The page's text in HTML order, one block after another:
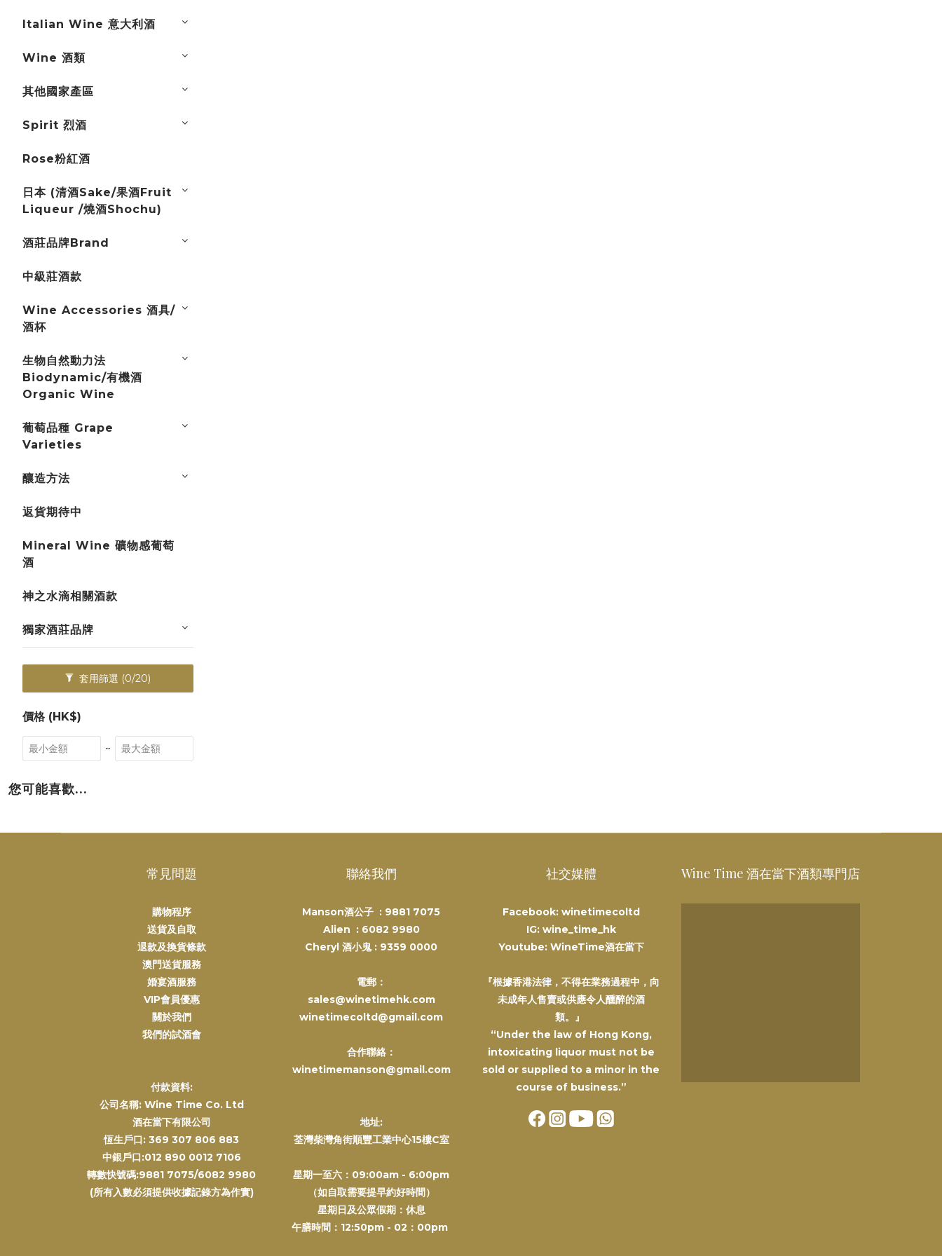
Italian Wine 意大利酒
Wine 酒類
其他國家產區
Spirit 烈酒
Rose粉紅酒
日本 (清酒Sake/果酒Fruit
Liqueur /燒酒Shochu)
酒莊品牌Brand
中級莊酒款
Wine Accessories 酒具/
酒杯
生物自然動力法
Biodynamic/有機酒
Organic Wine
葡萄品種 Grape
Varieties
釀造方法
返貨期待中
Mineral Wine 礦物感葡萄
酒
神之水滴相關酒款
獨家酒莊品牌
套用篩選 (0/20)
價格 (HK$)
~
您可能喜歡...
常見問題
購物程序
送貨及自取
退款及換貨條款
澳門送貨服務
婚宴酒服務
VIP會員優惠
關於我們
我們的試酒會
付款資料:
公司名稱: Wine Time Co. Ltd
酒在當下有限公司
恆生戶口: 369 307 806 883
中銀戶口:012 890 0012 7106
轉數快號碼:9881 7075/6082 9980
(所有入數必須提供收據記錄方為作實)
聯絡我們
Manson酒公子 : 9881 7075
Alien : 6082 9980
Cheryl 酒小鬼 : 9359 0000
電郵：
sales@winetimehk.com
winetimecoltd@gmail.com
合作聯絡：
winetimemanson@gmail.com
地址:
荃灣柴灣角街順豐工業中心15樓C室
星期一至六：09:00am - 6:00pm
（如自取需要提早約好時間）
星期日及公眾假期：休息
午膳時間：12:50pm - 02：00pm
社交媒體
Facebook: winetimecoltd
IG: wine_time_hk
Youtube: WineTime酒在當下
『根據香港法律，不得在業務過程中，向
未成年人售賣或供應令人醺醉的酒
類。』
“Under the law of Hong Kong,
intoxicating liquor must not be
sold or supplied to a minor in the
course of business.”
Wine Time 酒在當下酒類專門店